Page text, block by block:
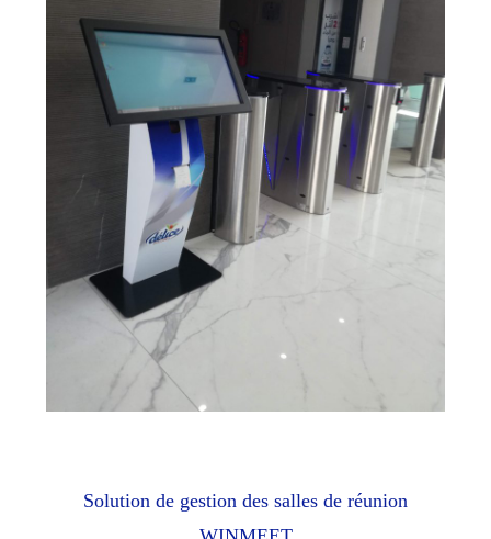
Solution de gestion des salles de réunion